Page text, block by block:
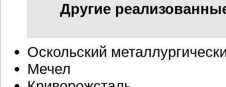
Другие
Оскольский
Мечел